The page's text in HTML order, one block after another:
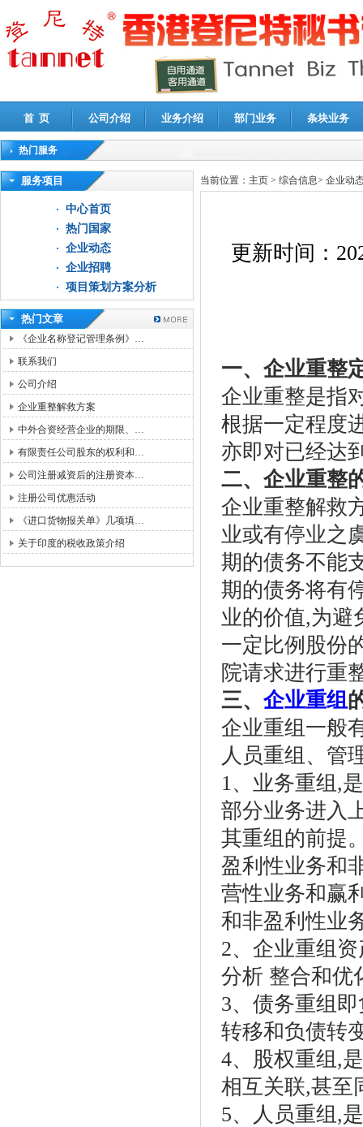
首 页 公司介绍 业务介绍 部门业务 条块业务
热门服务
高新技术企业认定审计|企业所得税汇算清缴申报鉴证
服务项目
中心首页
热门国家
企业动态
企业招聘
项目策划方案分析
热门文章
《企业名称登记管理条例》…
联系我们
公司介绍
企业重整解救方案
中外合资经营企业的期限、…
有限责任公司股东的权利和…
公司注册减资后的注册资本…
注册公司优惠活动
《进口货物报关单》几项填…
关于印度的税收政策介绍
当前位置： 主页 > 综合信息> 企业动
更新时间：
一、企业重整
企业重整是指
根据一定程度
亦即对已经达
二、企业重整
企业重整解救
业或有停业之
期的债务不能
期的债务将有
业的价值,为避
一定比例股份
院请求进行重
三、 企业重组
企业重组一般
人员重组、管
1、业务重组,
部分业务进入
其重组的前提
盈利性业务和
营性业务和赢
和非盈利性业
2、企业重组
分析 整合和优
3、债务重组
转移和负债转
4、股权重组,
相互关联,甚至
5、人员重组,